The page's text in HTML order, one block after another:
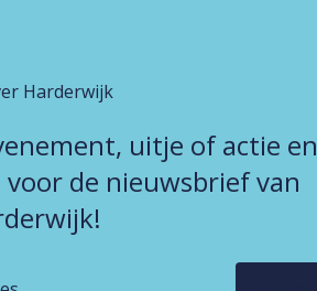
Harderwijk
uitje of actie en
voor de nieuwsbrief van